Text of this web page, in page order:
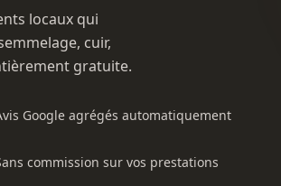
locaux qui
cuir,
gratuite.
Google agrégés automatiquement
commission sur vos prestations